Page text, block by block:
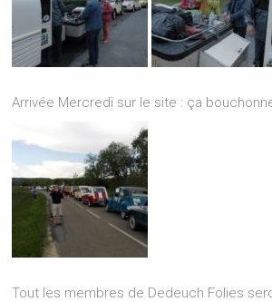
Arrivée Mercredi sur le site : ça
Tout les membres de Dedeuch Folies